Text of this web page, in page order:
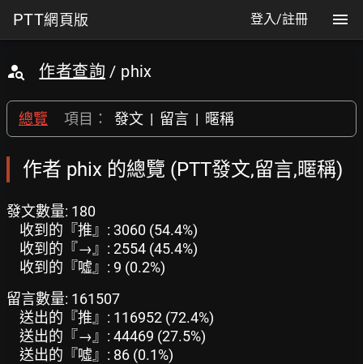
PTT網頁版 登入/註冊
作者查詢 / phix
總覽 項目： 發文 | 留言 | 暱稱
作者 phix 的總覽 (PTT發文,留言,暱稱)
發文數量: 180
收到的『推』: 3060 (54.4%)
收到的『→』: 2554 (45.4%)
收到的『噓』: 9 (0.2%)
留言數量: 161507
送出的『推』: 116952 (72.4%)
送出的『→』: 44469 (27.5%)
送出的『噓』: 86 (0.1%)